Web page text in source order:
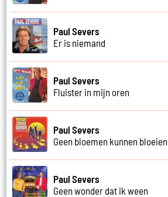
Paul Severs
Er is niemand
Paul Severs
Fluister in mijn oren
Paul Severs
Geen bloemen kunnen bloeien
Paul Severs
Geen wonder dat ik ween